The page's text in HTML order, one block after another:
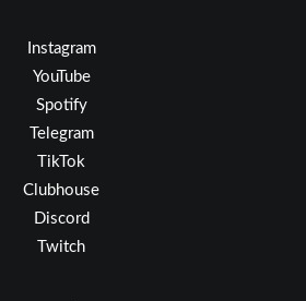
Instagram
YouTube
Spotify
Telegram
TikTok
Clubhouse
Discord
Twitch